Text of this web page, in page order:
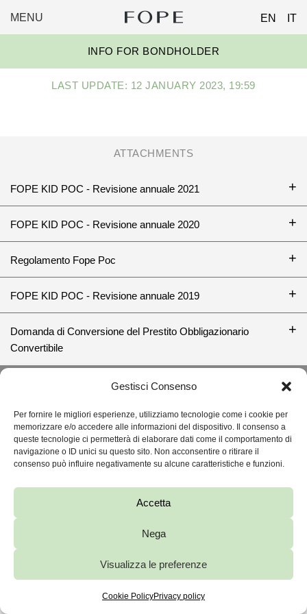
Gestisci Consenso
Per fornire le migliori esperienze, utilizziamo tecnologie come i cookie per
memorizzare e/o accedere alle informazioni del dispositivo. Il consenso a
queste tecnologie ci permetterà di elaborare dati come il comportamento di
navigazione o ID unici su questo sito. Non acconsentire o ritirare il
consenso può influire negativamente su alcune caratteristiche e funzioni.
Accetta
Nega
Visualizza le preferenze
Cookie PolicyPrivacy policy
MENU
FOPE
GROUP
EN IT
INFO FOR BONDHOLDER
LAST UPDATE: 12 JANUARY 2023, 19:59
ATTACHMENTS
FOPE KID POC - Revisione annuale 2021
FOPE KID POC - Revisione annuale 2020
Regolamento Fope Poc
FOPE KID POC - Revisione annuale 2019
Domanda di Conversione del Prestito Obbligazionario
Convertibile
BACK TO TOP ↑
FOPE S.P.A.
VIA MARIA TERESA MIONI, 10, 36100VICENZA
EUR REA: 114378
PRIVACY AND COOKIE POLICY